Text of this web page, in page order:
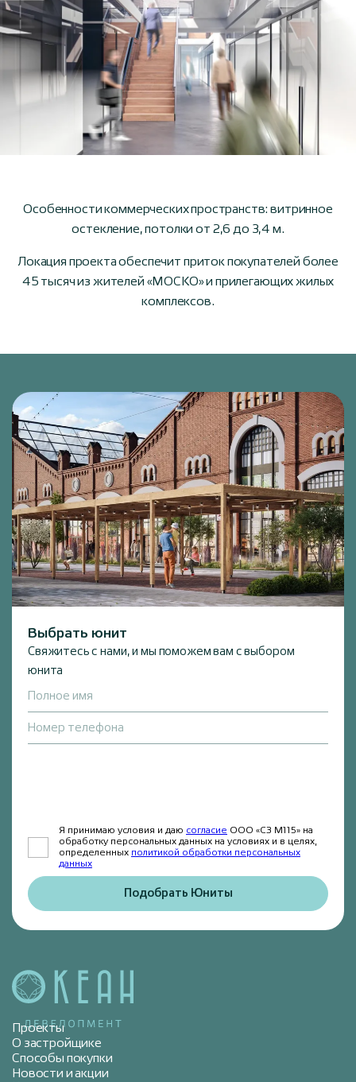
Особенности коммерческих пространств: витринное
остекление, потолки от 2,6 до 3,4 м.
Локация проекта обеспечит приток покупателей более
45 тысяч из жителей «МОСКО» и прилегающих жилых
комплексов.
Выбрать юнит
Свяжитесь с нами, и мы поможем вам с выбором
юнита
Полное имя
Номер телефона
Я принимаю условия и даю согласие ООО «СЗ М115» на
обработку персональных данных на условиях и в целях,
определенных политикой обработки персональных
данных
Подобрать Юниты
Проекты
О застройщике
Способы покупки
Новости и акции